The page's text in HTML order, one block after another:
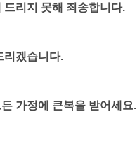
리지 못해 죄송합니다.
리겠습니다.
가정에 큰복을 받어세요.